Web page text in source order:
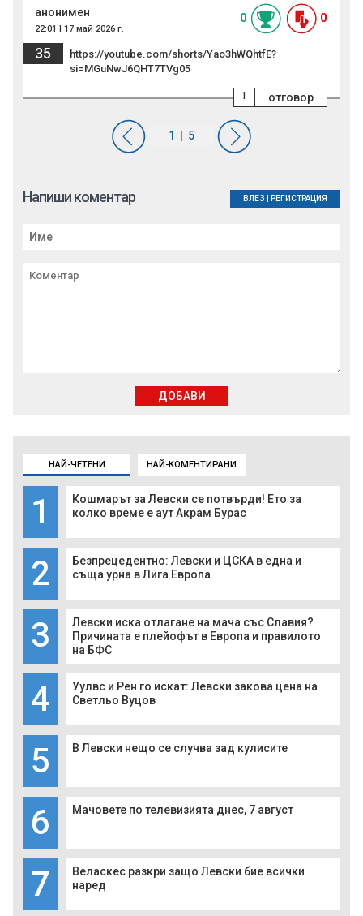
НАЙ-ЧЕТЕНИ НАЙ-КОМЕНТИРАНИ
1
Кошмарът за Левски се потвърди! Ето за
колко време е аут Акрам Бурас
2
Безпрецедентно: Левски и ЦСКА в една и
съща урна в Лига Европа
3
Левски иска отлагане на мача със Славия?
Причината е плейофът в Европа и правилото
на БФС
4
Уулвс и Рен го искат: Левски закова цена на
Светльо Вуцов
5 В Левски нещо се случва зад кулисите
6 Мачовете по телевизията днес, 7 август
7
Веласкес разкри защо Левски бие всички
наред
анонимен
22:01 | 17 май 2026 г.
0 0
35
https://youtube.com/shorts/Yao3hWQhtfE?
si=MGuNwJ6QHT7TVg05
отговор
!
Напиши коментар ВЛЕЗ РЕГИСТРАЦИЯ
ДОБАВИ